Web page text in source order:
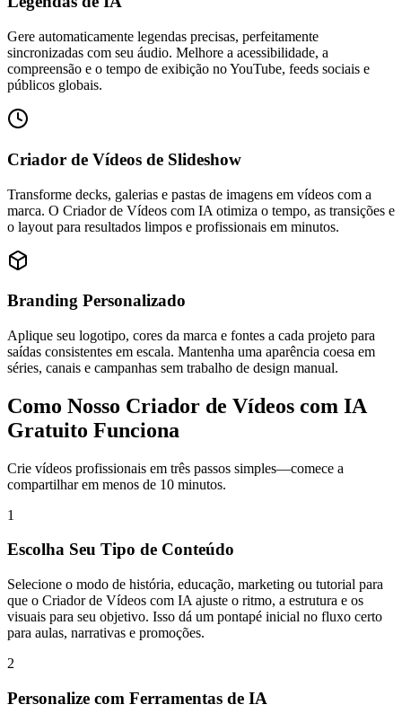
Gere automaticamente legendas precisas, perfeitamente
sincronizadas com seu áudio. Melhore a acessibilidade, a
compreensão e o tempo de exibição no YouTube, feeds sociais e
públicos globais.
Criador de Vídeos de Slideshow
Transforme decks, galerias e pastas de imagens em vídeos com a
marca. O Criador de Vídeos com IA otimiza o tempo, as transições e
o layout para resultados limpos e profissionais em minutos.
Branding Personalizado
Aplique seu logotipo, cores da marca e fontes a cada projeto para
saídas consistentes em escala. Mantenha uma aparência coesa em
séries, canais e campanhas sem trabalho de design manual.
Como Nosso Criador de Vídeos com IA
Gratuito Funciona
Crie vídeos profissionais em três passos simples—comece a
compartilhar em menos de 10 minutos.
1
Escolha Seu Tipo de Conteúdo
Selecione o modo de história, educação, marketing ou tutorial para
que o Criador de Vídeos com IA ajuste o ritmo, a estrutura e os
visuais para seu objetivo. Isso dá um pontapé inicial no fluxo certo
para aulas, narrativas e promoções.
2
Personalize com Ferramentas de IA